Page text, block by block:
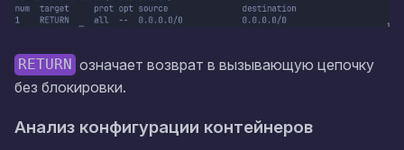
RETURN означает возврат в вызывающую цепочку
без блокировки.
Анализ конфигурации контейнеров